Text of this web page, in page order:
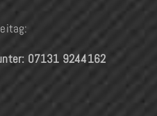
07131 9244162